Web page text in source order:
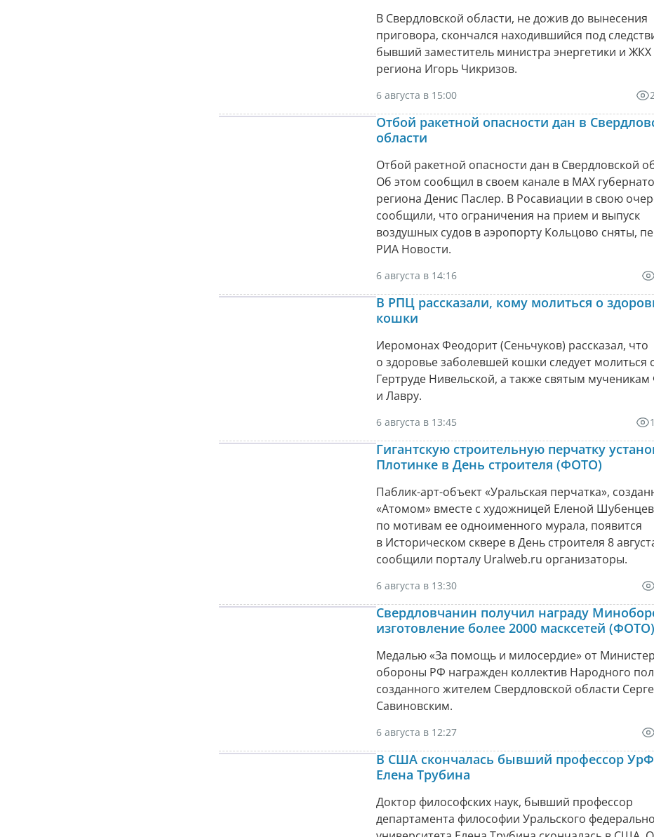
В Свердловской области, не дожив до вынесения
приговора, скончался находившийся под
бывший заместитель министра энергетики и ЖКХ
региона Игорь Чикризов.
6 августа в 15:00
Отбой ракетной опасности дан в
области
Отбой ракетной опасности дан в Свердловской
Об этом сообщил в своем канале в МАХ
региона Денис Паслер. В Росавиации в свою
сообщили, что ограничения на прием и выпуск
воздушных судов в аэропорту Кольцово сняты,
РИА Новости.
6 августа в 14:16
В РПЦ рассказали, кому молиться о
кошки
Иеромонах Феодорит (Сеньчуков) рассказал, что
о здоровье заболевшей кошки следует молиться
Гертруде Нивельской, а также святым
и Лавру.
6 августа в 13:45
Гигантскую строительную перчатку
Плотинке в День строителя (ФОТО)
Паблик-арт-объект «Уральская перчатка»,
«Атомом» вместе с художницей Еленой
по мотивам ее одноименного мурала, появится
в Историческом сквере в День строителя 8
сообщили порталу Uralweb.ru организаторы.
6 августа в 13:30
Свердловчанин получил награду
изготовление более 2000 масксетей (ФОТО)
Медалью «За помощь и милосердие» от
обороны РФ награжден коллектив Народного
созданного жителем Свердловской области
Савиновским.
6 августа в 12:27
В США скончалась бывший профессор
Елена Трубина
Доктор философских наук, бывший профессор
департамента философии Уральского